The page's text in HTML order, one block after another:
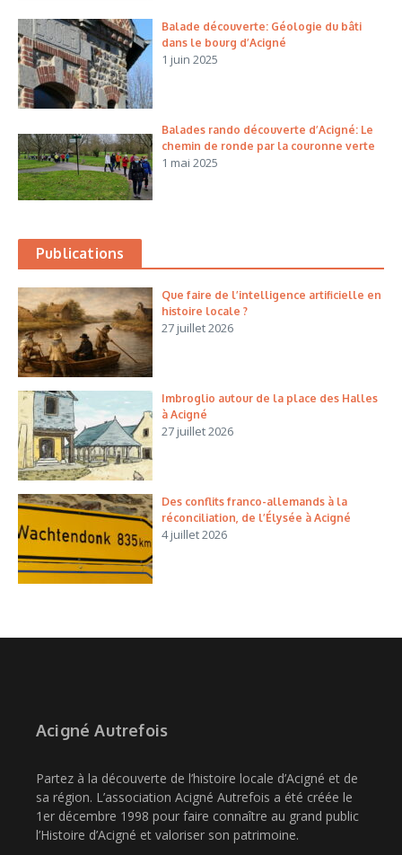
Balade découverte: Géologie du bâti
dans le bourg d’Acigné
1 juin 2025
Balades rando découverte d’Acigné: Le
chemin de ronde par la couronne verte
1 mai 2025
Publications
Que faire de l’intelligence artificielle en
histoire locale ?
27 juillet 2026
Imbroglio autour de la place des Halles
à Acigné
27 juillet 2026
Des conflits franco-allemands à la
réconciliation, de l’Élysée à Acigné
4 juillet 2026
Acigné Autrefois
Partez à la découverte de l’histoire locale d’Acigné et de
sa région. L’association Acigné Autrefois a été créée le
1er décembre 1998 pour faire connaître au grand public
l’Histoire d’Acigné et valoriser son patrimoine.